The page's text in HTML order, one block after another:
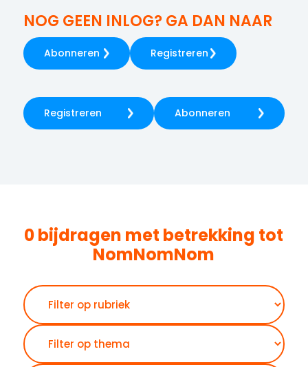
NOG GEEN INLOG? GA DAN NAAR
Abonneren Registreren
Registreren Abonneren
0 bijdragen met betrekking tot
NomNomNom